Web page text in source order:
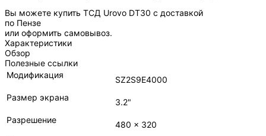
Вы можете купить ТСД Urovo DT30 с доставкой
по Пензе
или оформить самовывоз.
Характеристики
Обзор
Полезные ссылки
Модификация
SZ2S9E4000
Размер экрана
3.2"
Разрешение
480 x 320